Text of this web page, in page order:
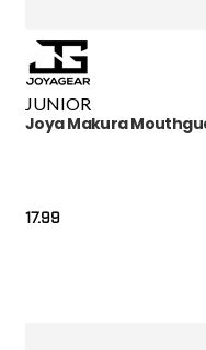
JUNIOR
Joya Makura
17.99